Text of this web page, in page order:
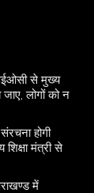
से मुख्य
लोगों को न
होगी
मंत्री से
में